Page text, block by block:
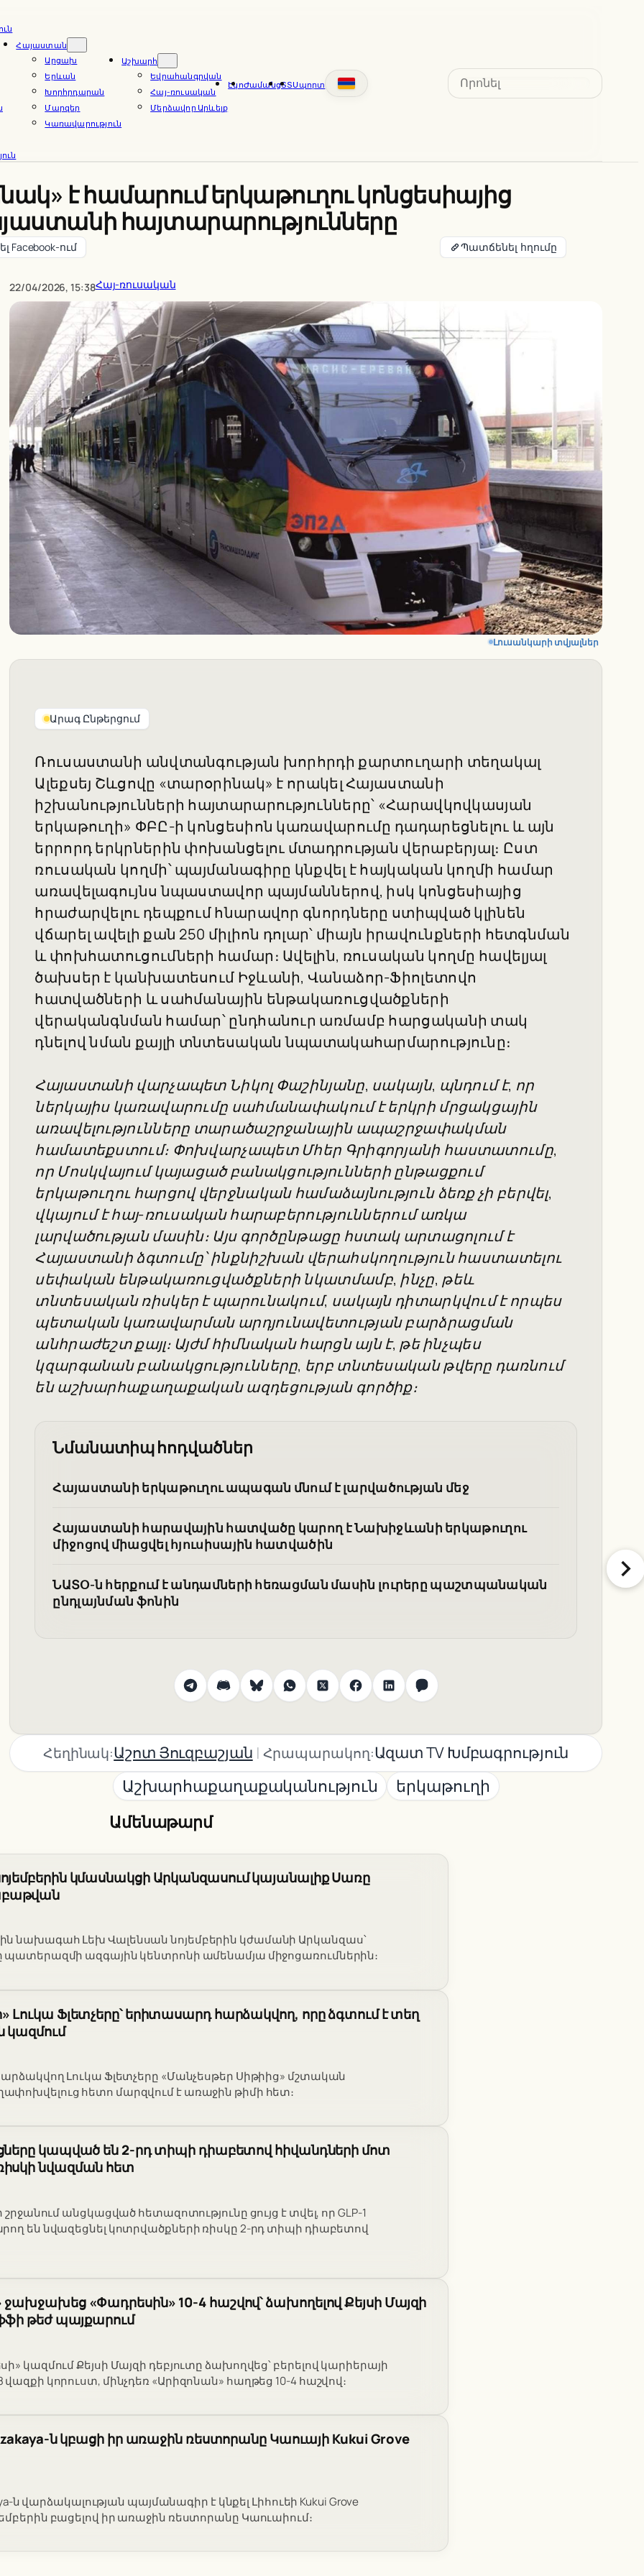
Հայաստան
Արցախ
Երևան
Խորհրդարան
Մարզեր
Կառավարություն
Աշխարհ
Եվրահանգրվան
Հայ-ռուսական
Մերձավոր Արևելք
ԷկոԺամանցՏՏՍպորտ
Search
է համարում երկաթուղու կոնցեսիայից
հայտարարությունները
Facebook-ում Պատճենել հղումը
22/04/2026, 15:38Հայ-ռուսական
Լուսանկարի տվյալներ
Արագ Ընթերցում
Ռուսաստանի անվտանգության խորհրդի քարտուղարի տեղակալ
Ալեքսեյ Շևցովը «տարօրինակ» է որակել Հայաստանի
իշխանությունների հայտարարությունները՝ «Հարավկովկասյան
երկաթուղի» ՓԲԸ-ի կոնցեսիոն կառավարումը դադարեցնելու և այն
երրորդ երկրներին փոխանցելու մտադրության վերաբերյալ։ Ըստ
ռուսական կողմի՝ պայմանագիրը կնքվել է հայկական կողմի համար
առավելագույնս նպաստավոր պայմաններով, իսկ կոնցեսիայից
հրաժարվելու դեպքում հնարավոր գնորդները ստիպված կլինեն
վճարել ավելի քան 250 միլիոն դոլար՝ միայն իրավունքների հետգնման
և փոխհատուցումների համար։ Ավելին, ռուսական կողմը հավելյալ
ծախսեր է կանխատեսում Իջևանի, Վանաձոր-Ֆիոլետովո
հատվածների և սահմանային ենթակառուցվածքների
վերականգնման համար՝ ընդհանուր առմամբ հարցականի տակ
դնելով նման քայլի տնտեսական նպատակահարմարությունը։
Հայաստանի վարչապետ Նիկոլ Փաշինյանը, սակայն, պնդում է, որ
ներկայիս կառավարումը սահմանափակում է երկրի մրցակցային
առավելությունները տարածաշրջանային ապաշրջափակման
համատեքստում։ Փոխվարչապետ Մհեր Գրիգորյանի հաստատումը,
որ Մոսկվայում կայացած բանակցությունների ընթացքում
երկաթուղու հարցով վերջնական համաձայնություն ձեռք չի բերվել,
վկայում է հայ-ռուսական հարաբերություններում առկա
լարվածության մասին։ Այս գործընթացը հստակ արտացոլում է
Հայաստանի ձգտումը՝ ինքնիշխան վերահսկողություն հաստատելու
սեփական ենթակառուցվածքների նկատմամբ, ինչը, թեև
տնտեսական ռիսկեր է պարունակում, սակայն դիտարկվում է որպես
պետական կառավարման արդյունավետության բարձրացման
անհրաժեշտ քայլ։ Այժմ հիմնական հարցն այն է, թե ինչպես
կզարգանան բանակցությունները, երբ տնտեսական թվերը դառնում
են աշխարհաքաղաքական ազդեցության գործիք։
Նմանատիպ հոդվածներ
Հայաստանի երկաթուղու ապագան մնում է լարվածության մեջ
Հայաստանի հարավային հատվածը կարող է Նախիջևանի երկաթուղու
միջոցով միացվել հյուսիսային հատվածին
ՆԱՏՕ-ն հերքում է անդամների հեռացման մասին լուրերը պաշտպանական
ընդլայնման ֆոնին
Հեղինակ:Աշոտ Յուզբաշյան | Հրապարակող:Ազատ TV Խմբագրություն
Աշխարհաքաղաքականություն
երկաթուղի
Ամենաթարմ
կմասնակցի Արկանզասում կայանալիք Սառը
նախագահ Լեխ Վալենսան նոյեմբերին կժամանի Արկանզաս՝
պատերազմի ազգային կենտրոնի ամենամյա միջոցառումներին։
Լուկա Ֆլետչերը՝ երիտասարդ հարձակվող, որը ձգտում է տեղ
կազմում
Լուկա Ֆլետչերը «Մանչեսթեր Սիթիից» մշտական
հետո մարզվում է առաջին թիմի հետ։
կապված են 2-րդ տիպի դիաբետով հիվանդների մոտ
նվազման հետ
շրջանում անցկացված հետազոտությունը ցույց է տվել, որ GLP-1
են նվազեցնել կոտրվածքների ռիսկը 2-րդ տիպի դիաբետով
ջախջախեց «Փադրեսին» 10-4 հաշվով՝ ձախողելով Քեյսի Մայզի
թեժ պայքարում
կազմում Քեյսի Մայզի դեբյուտը ձախողվեց՝ բերելով կարիերայի
կորուստ, մինչդեռ «Արիզոնան» հաղթեց 10-4 հաշվով։
Izakaya-ն կբացի իր առաջին ռեստորանը Կաուայի Kukui Grove
ն վարձակալության պայմանագիր է կնքել Լիհուեի Kukui Grove
բացելով իր առաջին ռեստորանը Կաուաիում։